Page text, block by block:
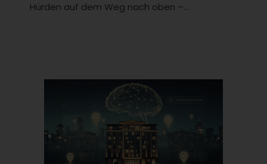
Hürden auf dem Weg nach oben –...